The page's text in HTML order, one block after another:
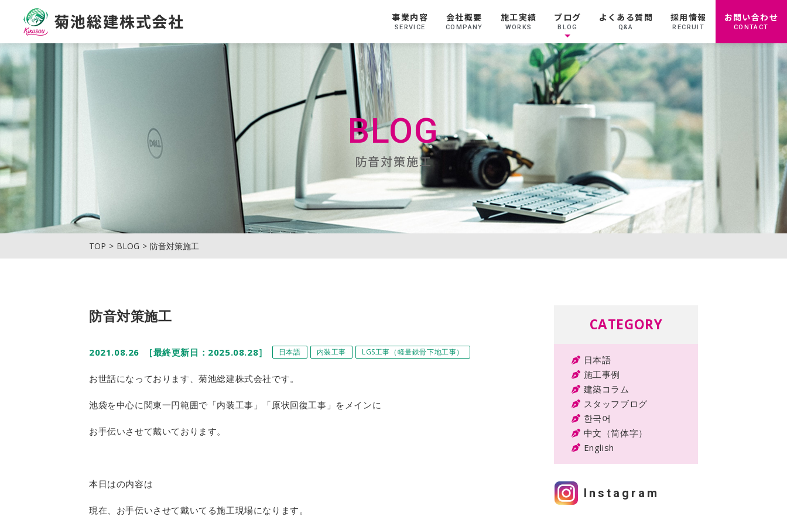
菊池総建株式会社
事業内容
SERVICE
会社概要
COMPANY
施工実績
WORKS
ブログ
BLOG
よくある質問
Q&A
採用情報
RECRUIT
お問い合わせ
CONTACT
BLOG
防音対策施工
TOP BLOG 防音対策施工
防音対策施工
2021.08.26 ［最終更新日：2025.08.28］ 日本語 内装工事 LGS工事（軽量鉄骨下地工事）
お世話になっております、菊池総建株式会社です。
池袋を中心に関東一円範囲で「内装工事」「原状回復工事」をメインに
お手伝いさせて戴いております。
本日はの内容は
現在、お手伝いさせて戴いてる施工現場になります。
CATEGORY
日本語
施工事例
建築コラム
スタッフブログ
한국어
中文（简体字）
English
Instagram